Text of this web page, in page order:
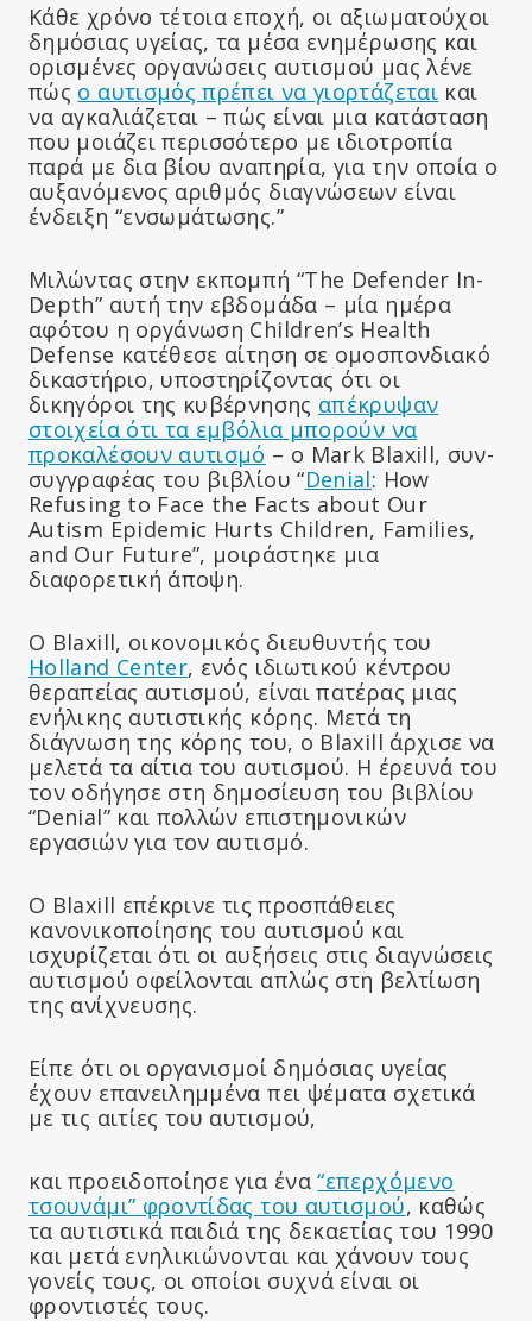
Κάθε χρόνο τέτοια εποχή, οι αξιωματούχοι
δημόσιας υγείας, τα μέσα ενημέρωσης και
ορισμένες οργανώσεις αυτισμού μας λένε
πώς ο αυτισμός πρέπει να γιορτάζεταικαι
να αγκαλιάζεται – πώς είναι μια κατάσταση
που μοιάζει περισσότερο με ιδιοτροπία
παρά με δια βίου αναπηρία, για την οποία ο
αυξανόμενος αριθμός διαγνώσεων είναι
ένδειξη “ενσωμάτωσης.”
Μιλώντας στην εκπομπή “The Defender In-
Depth” αυτή την εβδομάδα – μία ημέρα
αφότου η οργάνωση Children’s Health
Defense κατέθεσε αίτηση σε ομοσπονδιακό
δικαστήριο, υποστηρίζοντας ότι οι
δικηγόροι της κυβέρνησης απέκρυψαν
στοιχεία ότι τα εμβόλια μπορούν να
προκαλέσουν αυτισμό – ο Mark Blaxill, συν-
συγγραφέας του βιβλίου “Denial: How
Refusing to Face the Facts about Our
Autism Epidemic Hurts Children, Families,
and Our Future”, μοιράστηκε μια
διαφορετική άποψη.
Ο Blaxill, οικονομικός διευθυντής του
Holland Center, ενός ιδιωτικού κέντρου
θεραπείας αυτισμού, είναι πατέρας μιας
ενήλικης αυτιστικής κόρης. Μετά τη
διάγνωση της κόρης του, ο Blaxill άρχισε να
μελετά τα αίτια του αυτισμού. Η έρευνά του
τον οδήγησε στη δημοσίευση του βιβλίου
“Denial” και πολλών επιστημονικών
εργασιών για τον αυτισμό.
Ο Blaxill επέκρινε τις προσπάθειες
κανονικοποίησης του αυτισμού και
ισχυρίζεται ότι οι αυξήσεις στις διαγνώσεις
αυτισμού οφείλονται απλώς στη βελτίωση
της ανίχνευσης.
Είπε ότι οι οργανισμοί δημόσιας υγείας
έχουν επανειλημμένα πει ψέματα σχετικά
με τις αιτίες του αυτισμού,
και προειδοποίησε για ένα“επερχόμενο
τσουνάμι” φροντίδας του αυτισμού, καθώς
τα αυτιστικά παιδιά της δεκαετίας του 1990
και μετά ενηλικιώνονται και χάνουν τους
γονείς τους, οι οποίοι συχνά είναι οι
φροντιστές τους.